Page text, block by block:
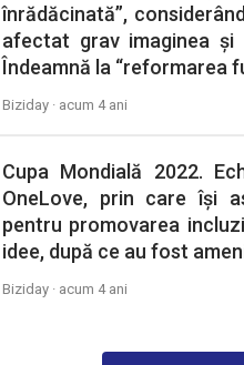
înrădăcinată”,
afectat grav imaginea și
Îndeamnă la “reformarea
Biziday · acum 4 ani
Cupa Mondială 2022.
OneLove, prin care își
pentru promovarea
idee, după ce au fost
Biziday · acum 4 ani